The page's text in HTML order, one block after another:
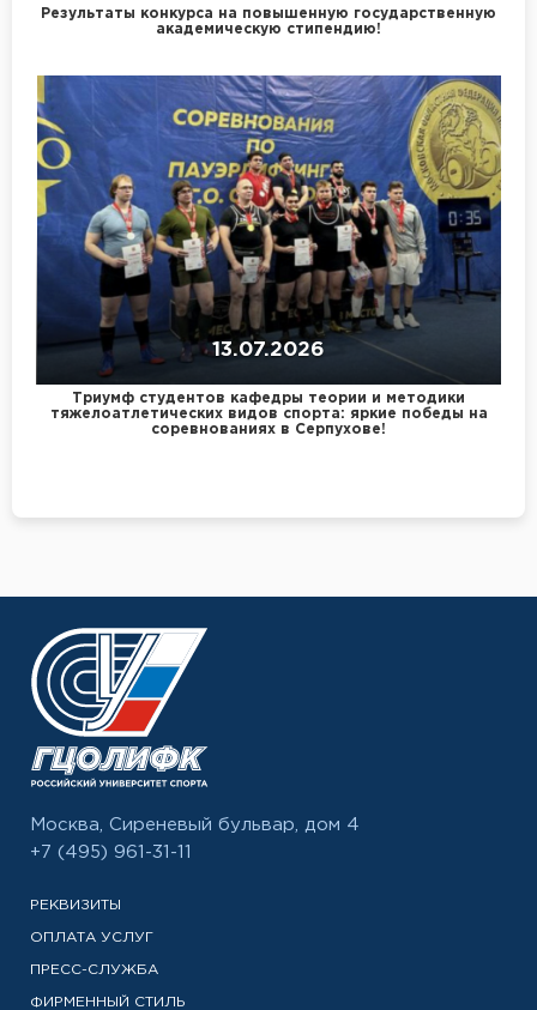
Результаты конкурса на повышенную государственную
академическую стипендию!
13.07.2026
Триумф студентов кафедры теории и методики
тяжелоатлетических видов спорта: яркие победы на
соревнованиях в Серпухове!
Москва, Сиреневый бульвар, дом 4
+7 (495) 961-31-11
РЕКВИЗИТЫ
ОПЛАТА УСЛУГ
ПРЕСС-СЛУЖБА
ФИРМЕННЫЙ СТИЛЬ